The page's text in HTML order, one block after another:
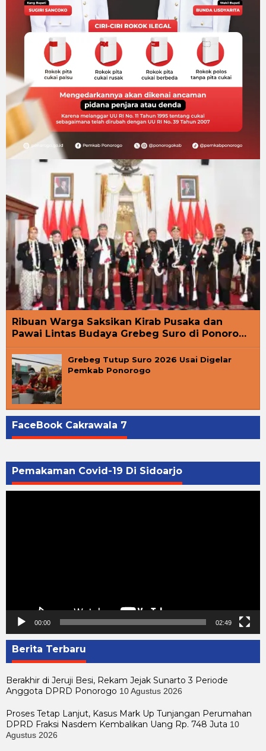
Ribuan Warga Saksikan Kirab Pusaka dan
Pawai Lintas Budaya Grebeg Suro di Ponoro…
Grebeg Tutup Suro 2026 Usai Digelar
Pemkab Ponorogo
FaceBook Cakrawala 7
Pemakaman Covid-19 Di Sidoarjo
00:00 02:49
Berita Terbaru
Berakhir di Jeruji Besi, Rekam Jejak Sunarto 3 Periode
Anggota DPRD Ponorogo 10 Agustus 2026
Proses Tetap Lanjut, Kasus Mark Up Tunjangan Perumahan
DPRD Fraksi Nasdem Kembalikan Uang Rp. 748 Juta 10
Agustus 2026